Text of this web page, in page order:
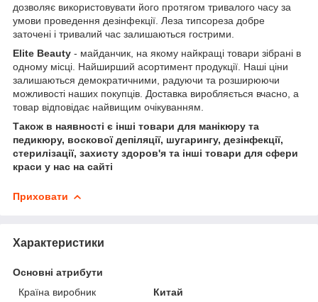
дозволяє використовувати його протягом тривалого часу за
умови проведення дезінфекції. Леза типсореза добре
заточені і тривалий час залишаються гострими.
Elite Beauty - майданчик, на якому найкращі товари зібрані в
одному місці. Найширший асортимент продукції. Наші ціни
залишаються демократичними, радуючи та розширюючи
можливості наших покупців. Доставка виробляється вчасно, а
товар відповідає найвищим очікуванням.
Також в наявності є інші товари для манікюру та
педикюру, воскової депіляції, шугарингу, дезінфекції,
стерилізації, захисту здоров'я та інші товари для сфери
краси у нас на сайті
Приховати
Характеристики
Основні атрибути
Країна виробник
Китай